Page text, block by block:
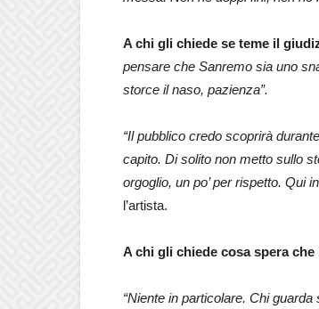
A chi gli chiede se teme il
pensare che Sanremo sia uno
storce il naso, pazienza”.
“Il pubblico credo scoprirà
capito. Di solito non metto sullo
orgoglio, un po’ per rispetto. Qui
l’artista.
A chi gli chiede cosa spera
“Niente in particolare. Chi